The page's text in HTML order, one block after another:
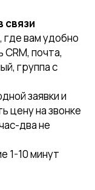
связи
где вам удобно
почта,
группа с
заявки и
цену на звонке
два не
1-10 минут